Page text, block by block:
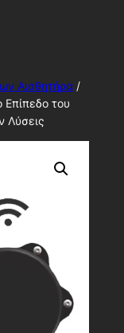
Αισθητήρα /
Επίπεδο του
Λύσεις